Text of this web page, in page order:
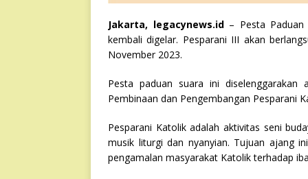
Jakarta, legacynews.id– Pesta Paduan
kembali digelar. Pesparani III akan
November 2023.
Pesta paduan suara ini
Pembinaan dan Pengembangan Pesparani
Pesparani Katolik adalah aktivitas seni
musik liturgi dan nyanyian. Tujuan ajang
pengamalan masyarakat Katolik terhadap